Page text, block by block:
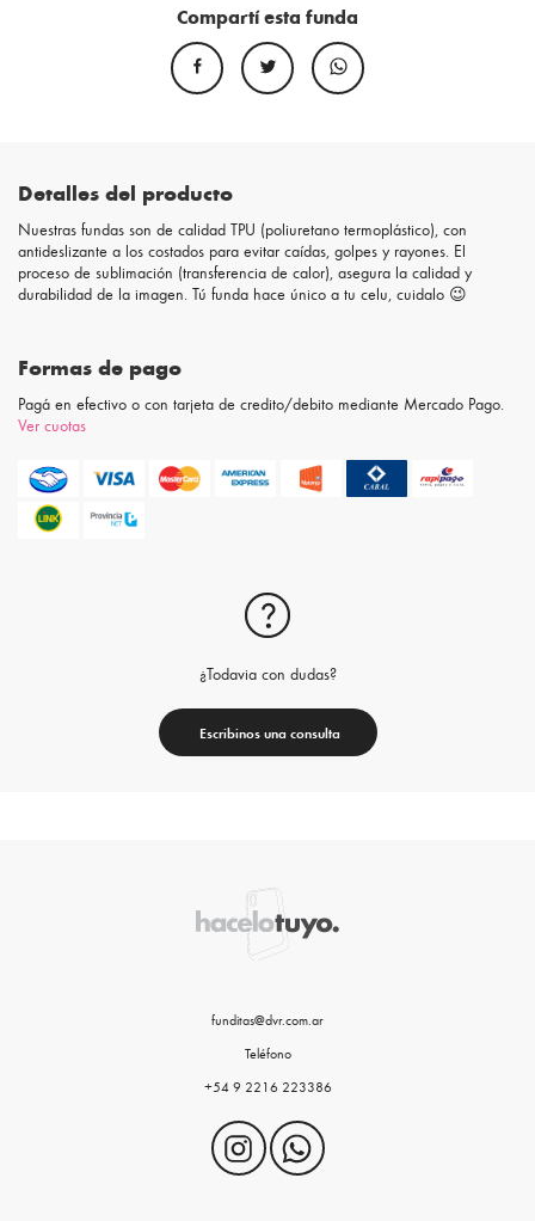
Compartí esta funda
Detalles del producto
Nuestras fundas son de calidad TPU (poliuretano termoplástico), con
antideslizante a los costados para evitar caídas, golpes y rayones. El
proceso de sublimación (transferencia de calor), asegura la calidad y
durabilidad de la imagen. Tú funda hace único a tu celu, cuidalo 😉
Formas de pago
Pagá en efectivo o con tarjeta de credito/debito mediante Mercado Pago.
Ver cuotas
¿Todavia con dudas?
Escribinos una consulta
funditas@dvr.com.ar
Teléfono
+54 9 2216 223386